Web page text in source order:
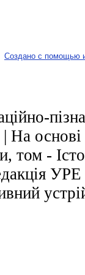
Создано с помощью
основі
том -